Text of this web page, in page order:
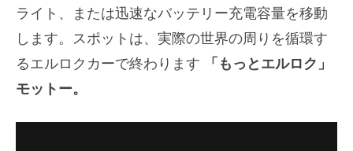
ライト、または迅速なバッテリー充電容量を移動
します。スポットは、実際の世界の周りを循環す
るエルロクカーで終わります
「もっとエルロク」
モットー。